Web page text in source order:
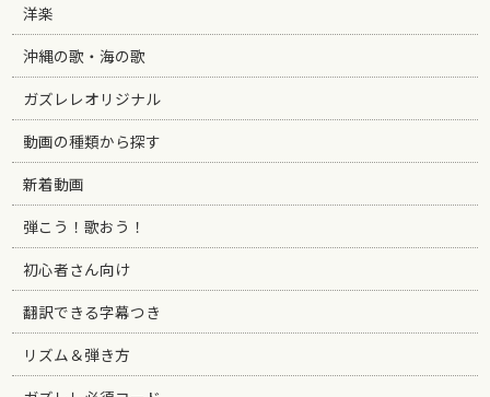
洋楽
沖縄の歌・海の歌
ガズレレオリジナル
動画の種類から探す
新着動画
弾こう！歌おう！
初心者さん向け
翻訳できる字幕つき
リズム＆弾き方